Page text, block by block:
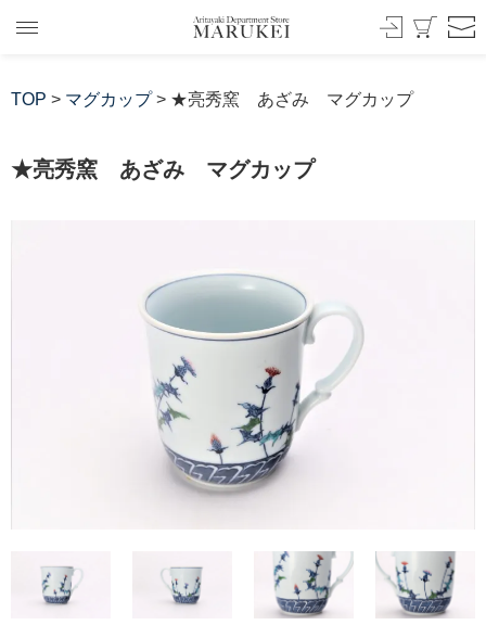
TOP > マグカップ> ★亮秀窯 あざみ マグカップ
★亮秀窯 あざみ マグカップ